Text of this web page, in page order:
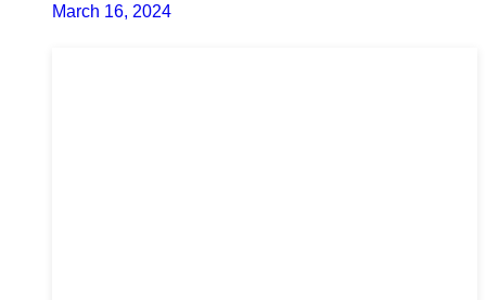
March 16, 2024